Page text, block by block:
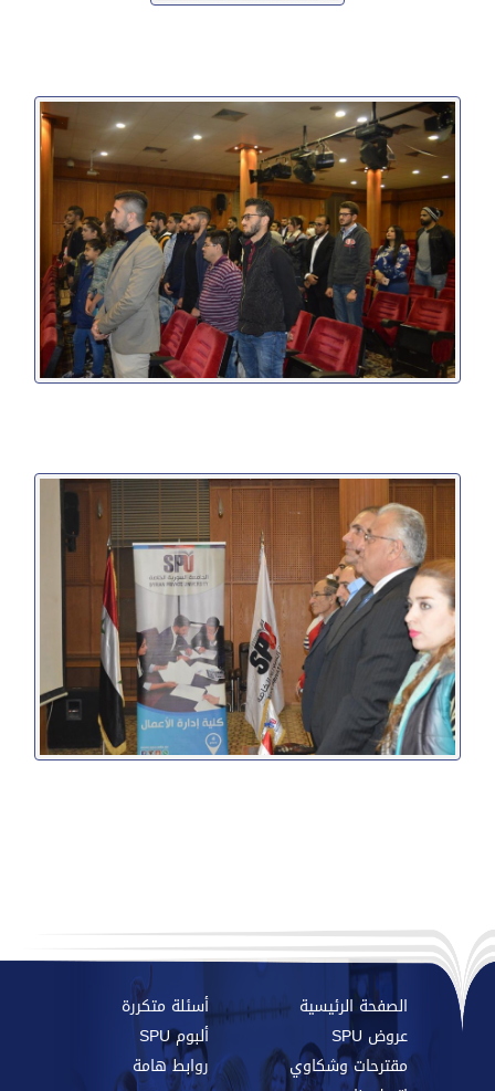
الصفحة الرئيسية
أسئلة متكررة
عروض SPU
ألبوم SPU
مقترحات وشكاوي
روابط هامة